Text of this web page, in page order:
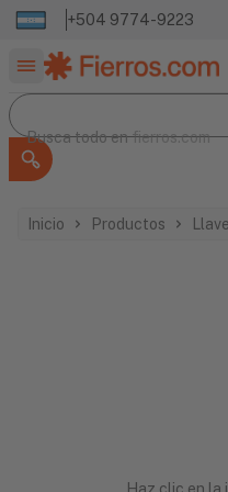
+504 9774-9223
Buscar productos
Busca todo en
Busca todo enfierros.com
Inicio Productos